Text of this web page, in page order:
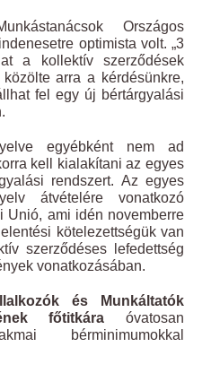
Országos
optimista volt. „3
a kollektív szerződések
arra a kérdésünkre,
fel egy új bértárgyalási
egyébként nem ad
kell kialakítani az egyes
rendszert. Az egyes
átvételére vonatkozó
Unió, ami idén novemberre
kötelezettségük van
szerződéses lefedettség
vonatkozásában.
és Munkáltatók
főtitkára óvatosan
bérminimumokkal